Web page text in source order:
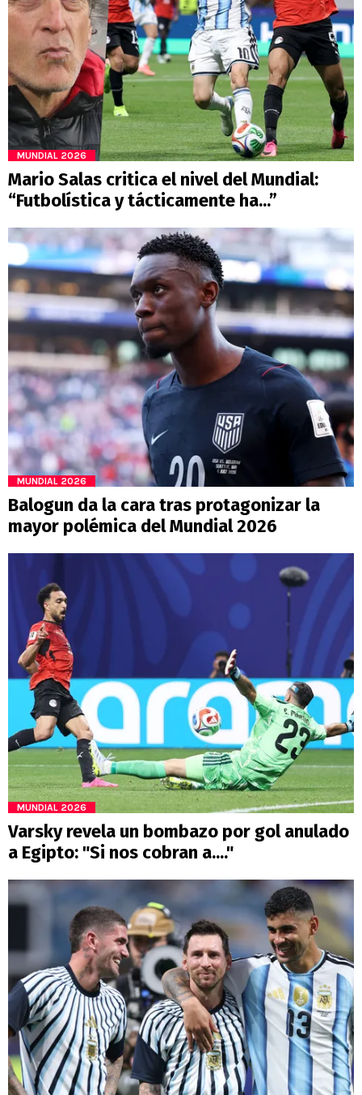
MUNDIAL 2026
Mario Salas critica el nivel del Mundial:
“Futbolística y tácticamente ha...”
MUNDIAL 2026
Balogun da la cara tras protagonizar la
mayor polémica del Mundial 2026
MUNDIAL 2026
Varsky revela un bombazo por gol anulado
a Egipto: "Si nos cobran a...."